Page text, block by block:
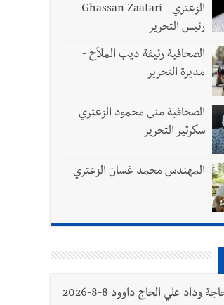
الزعتري - Ghassan Zaatari -
رئيس التحرير
الصحافية رئيفة ديب الملاّح -
مديرة التحرير
الصحافية منى محمود الزعتري -
سكرتير التحرير
المهندس محمد غسان الزعتري
وفاة الحاجة وداد علي الحاج داوود 8-8-2026